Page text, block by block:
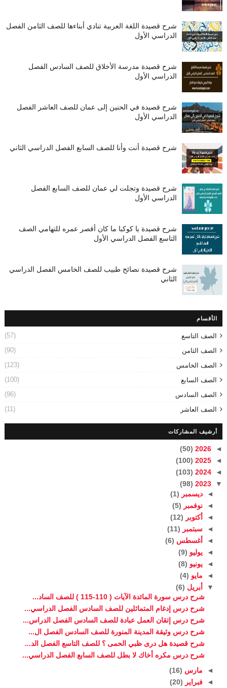
شرح قصيدة اللغة العربية تنادي أبناءها للصف الثامن الفصل
الدراسي الأول
شرح قصيدة مدرسة الأخلاق للصف السادس الفصل
الدراسي الأول
شرح قصيدة في الحنين إلى عمان للصف العاشر الفصل
الدراسي الأول
شرح قصيدة أنت وأنا للصف السابع الفصل الدراسي الثاني
شرح قصيدة وتجلت لي عمان للصف السابع الفصل
الدراسي الأول
شرح قصيدة يا كوكبا ما كان أقصر عمره للتهامي الصف
التاسع الفصل الدراسي الأول
شرح قصيدة نصائح طبيب للصف الخامس الفصل الدراسي
الثاني
الأقسام
الصف التاسع
(57)
الصف الثامن
(90)
الصف الخامس
(123)
الصف السابع
(100)
الصف السادس
(96)
الصف العاشر
(11)
أرشيف المشاركات
◄
2026
(50)
◄
2025
(100)
◄
2024
(103)
▼
2023
(98)
◄ ديسمبر (1)
◄ نوفمبر (5)
◄
أكتوبر (12)
◄ سبتمبر (11)
◄
أغسطس (6)
◄ يوليو (9)
◄ يونيو (8)
◄ مايو (4)
▼
أبريل (6)
شرح درس سورة المائدة الآيات ( 110-115 ) للصف الساد...
شرح درس إدغام المتماثلين للصف السادس الفصل الدراسي...
شرح درس إتقان العمل عبادة للصف السادس الفصل الدراس...
شرح درس وثيقة المدينة المنورة للصف السادس الفصل ال...
شرح قصيدة هل درى ظبي الحمى ؟ للصف التاسع الفصل الد...
شرح درس مكره أخاك لا بطل للصف السابع الفصل الدراسي...
◄ مارس (16)
◄ فبراير (20)